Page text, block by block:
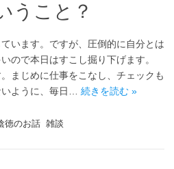
うこと？
います。ですが、圧倒的に自分とは
ので本日はすこし掘り下げます。
まじめに仕事をこなし、チェックも
ように、毎日… 続きを読む »
徳のお話 雑談